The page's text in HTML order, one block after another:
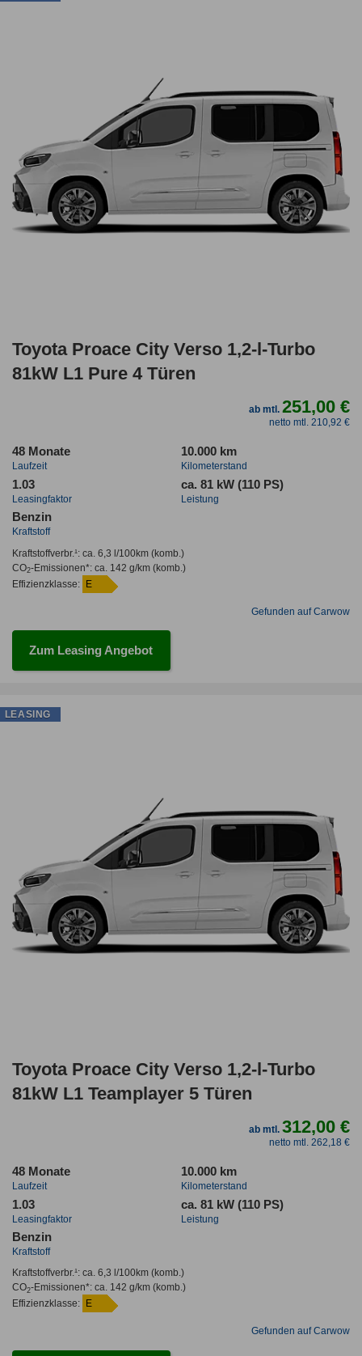
Toyota Proace City Verso 1,2-l-Turbo
81kW L1 Pure 4 Türen
ab mtl.251,00 €
netto mtl. 210,92 €
48 Monate
Laufzeit
10.000 km
Kilometerstand
1.03
Leasingfaktor
ca. 81 kW (110 PS)
Leistung
Benzin
Kraftstoff
Kraftstoffverbr.¹: ca. 6,3 l/100km(komb.)
CO2-Emissionen*: ca. 142 g/km(komb.)
Effizienzklasse: E
Gefunden auf Carwow
Zum Leasing Angebot
Toyota Proace City Verso 1,2-l-Turbo
81kW L1 Teamplayer 5 Türen
ab mtl.312,00 €
netto mtl. 262,18 €
48 Monate
Laufzeit
10.000 km
Kilometerstand
1.03
Leasingfaktor
ca. 81 kW (110 PS)
Leistung
Benzin
Kraftstoff
Kraftstoffverbr.¹: ca. 6,3 l/100km(komb.)
CO2-Emissionen*: ca. 142 g/km(komb.)
Effizienzklasse:
E
Gefunden auf Carwow
LEASING